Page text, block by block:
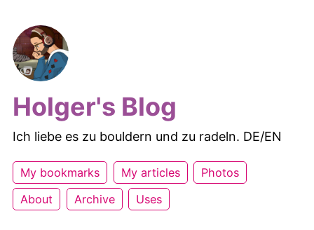
Holger's Blog
Ich liebe es zu bouldern und zu radeln. DE/EN
My bookmarks My articles
Photos
About
Archive Uses